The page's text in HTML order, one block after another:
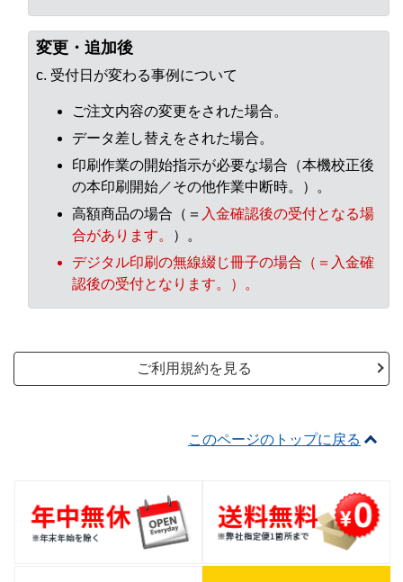
変更・追加後
c. 受付日が変わる事例について
ご注文内容の変更をされた場合。
データ差し替えをされた場合。
印刷作業の開始指示が必要な場合（本機校正後
の本印刷開始／その他作業中断時。）。
高額商品の場合（＝ 入金確認後の受付となる場
合があります。
）。
デジタル印刷の無線綴じ冊子の場合（＝入金確
認後の受付となります。）。
ご利用規約を見る
このページのトップに戻る